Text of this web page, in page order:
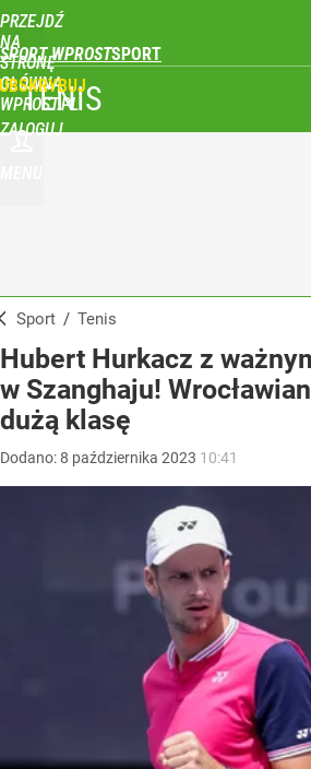
PRZEJDŹ
NA
STRONĘ
GŁÓWNĄ
WPROST.PL
SPORT WPROST
ZALOGUJ
TENIS
Sport / Tenis
Hubert Hurkacz z
w Szanghaju!
dużą klasę
Dodano:8 października 2023 10:41